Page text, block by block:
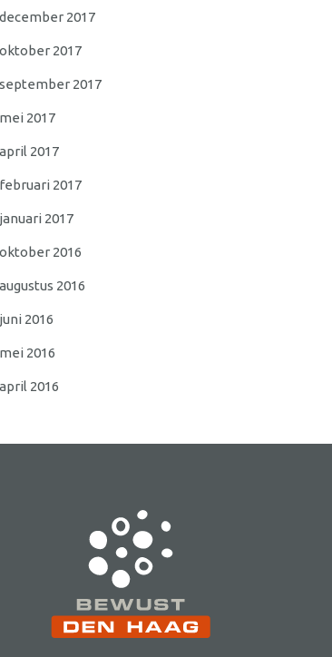
december 2017
oktober 2017
september 2017
mei 2017
april 2017
februari 2017
januari 2017
oktober 2016
augustus 2016
juni 2016
mei 2016
april 2016